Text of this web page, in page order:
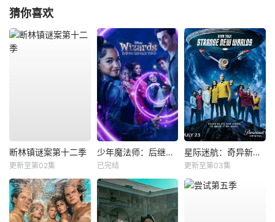
猜你喜欢
断林镇谜案第十二季
更新至第02集
少年魔法师：后继者第三季
已完结
星际迷航：奇异新世界第四季
更新至第03集